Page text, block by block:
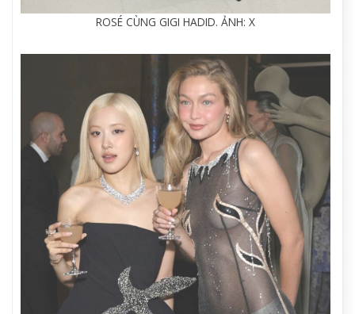
ROSÉ CÙNG GIGI HADID. ẢNH: X